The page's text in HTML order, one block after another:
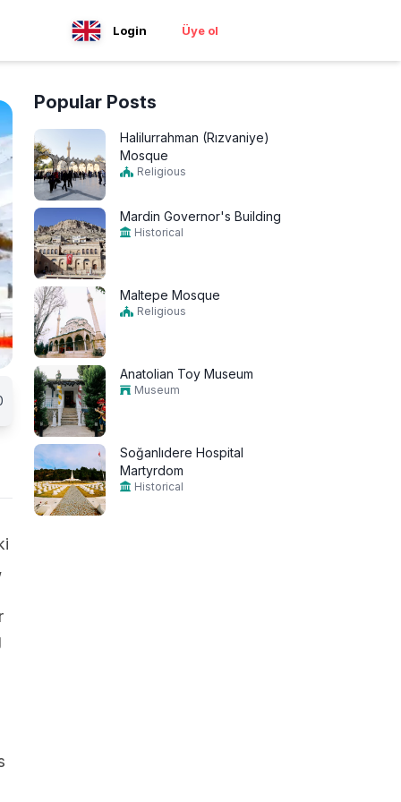
Login Üye ol
Popular Posts
Halilurrahman (Rızvaniye)
Mosque
Religious
Mardin Governor's Building
Historical
Maltepe Mosque
Religious
Anatolian Toy Museum
Museum
Soğanlıdere Hospital
Martyrdom
Historical